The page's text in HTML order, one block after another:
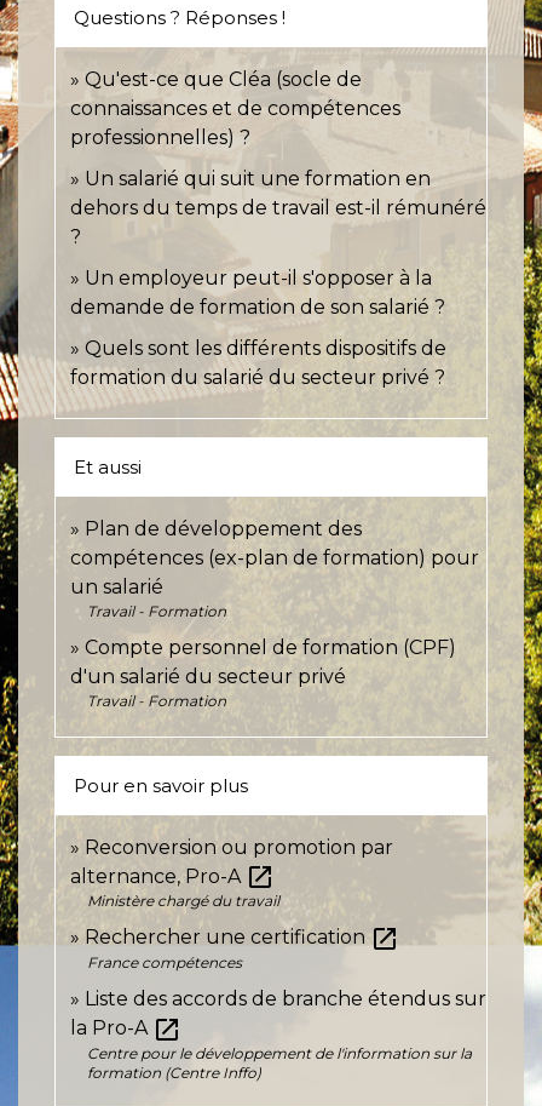
Questions ? Réponses !
Qu'est-ce que Cléa (socle de
connaissances et de compétences
professionnelles) ?
Un salarié qui suit une formation en
dehors du temps de travail est-il rémunéré
?
Un employeur peut-il s'opposer à la
demande de formation de son salarié ?
Quels sont les différents dispositifs de
formation du salarié du secteur privé ?
Et aussi
Plan de développement des
compétences (ex-plan de formation) pour
un salarié
Travail - Formation
Compte personnel de formation (CPF)
d'un salarié du secteur privé
Travail - Formation
Pour en savoir plus
Reconversion ou promotion par
alternance, Pro-A open_in_new
Ministère chargé du travail
Rechercher une certification open_in_new
France compétences
Liste des accords de branche étendus sur
la Pro-A open_in_new
Centre pour le développement de l'information sur la
formation (Centre Inffo)